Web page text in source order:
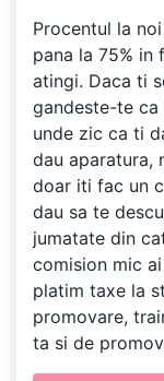
Procentul la
pana la 75%
atingi. Daca ti
gandeste-te ca
unde zic ca ti
dau aparatura,
doar iti fac un
dau sa te
jumatate din
comision mic
platim taxe la
promovare,
ta si de